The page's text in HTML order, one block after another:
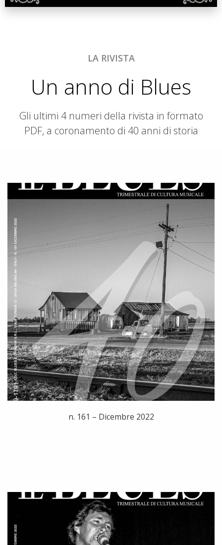
LA RIVISTA
Un anno di Blues
Gli ultimi 4 numeri della rivista in formato
PDF, a coronamento di 40 anni di storia
n. 161 – Dicembre 2022